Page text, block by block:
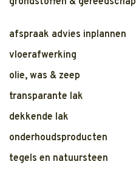
afspraak advies inplannen
vloerafwerking
olie, was & zeep
transparante lak
dekkende lak
onderhoudsproducten
tegels en natuursteen